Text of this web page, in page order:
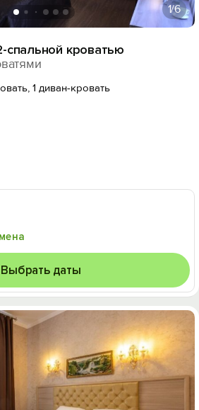
1/6
кроватью
1 диван-кровать
Выбрать даты